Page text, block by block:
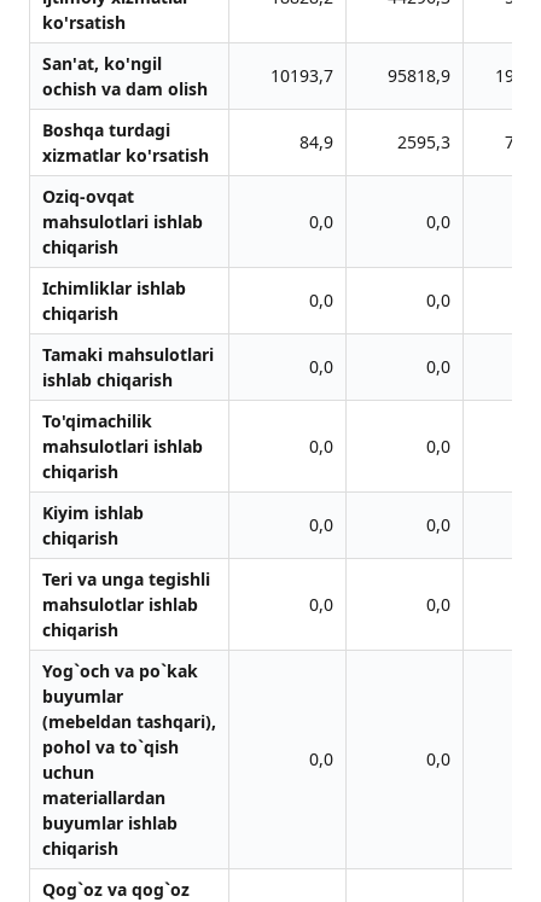
ko'rsаtish
Sаn'аt, ko'ngil
ochish vа dаm olish
10193,7 95818,9
Boshqа turdаgi
xizmаtlаr ko'rsаtish
84,9 2595,3
Oziq-ovqat
mahsulotlari ishlab
chiqarish
0,0 0,0
Ichimliklar ishlab
chiqarish
0,0 0,0
Tamaki mahsulotlari
ishlab chiqarish
0,0 0,0
To'qimachilik
mahsulotlari ishlab
chiqarish
0,0 0,0
Kiyim ishlab
chiqarish
0,0 0,0
Teri va unga tegishli
mahsulotlar ishlab
chiqarish
0,0 0,0
Yog`och va po`kak
buyumlar
(mebeldan tashqari),
pohol va to`qish
uchun
materiallardan
buyumlar ishlab
chiqarish
0,0 0,0
Qog`oz va qog`oz